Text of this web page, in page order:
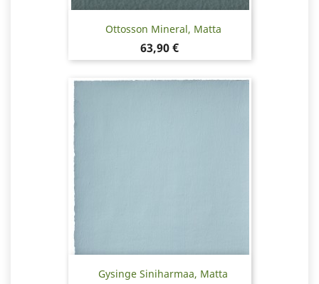
Ottosson Mineral, Matta
Hinta
63,90 €
Gysinge Siniharmaa, Matta